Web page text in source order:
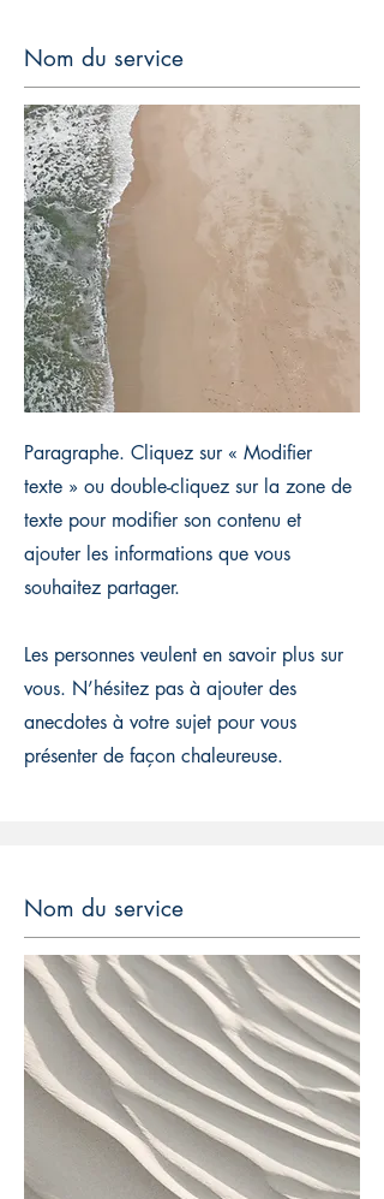
Nom du service
Paragraphe. Cliquez sur « Modifier
texte » ou double-cliquez sur la zone de
texte pour modifier son contenu et
ajouter les informations que vous
souhaitez partager.
Les personnes veulent en savoir plus sur
vous. N’hésitez pas à ajouter des
anecdotes à votre sujet pour vous
présenter de façon chaleureuse.
Nom du service